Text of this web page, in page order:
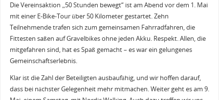
Die Vereinsaktion „50 Stunden bewegt“ ist am Abend vor dem 1. Mai
mit einer E-Bike-Tour über 50 Kilometer gestartet. Zehn
Teilnehmende trafen sich zum gemeinsamen Fahrradfahren, die
Fittesten saßen auf Gravelbikes ohne jeden Akku. Respekt. Allen, die
mitgefahren sind, hat es Spaß gemacht – es war ein gelungenes
Gemeinschaftserlebnis.
Klar ist die Zahl der Beteiligten ausbaufähig, und wir hoffen darauf,
dass bei nächster Gelegenheit mehr mitmachen. Weiter geht es am 9.